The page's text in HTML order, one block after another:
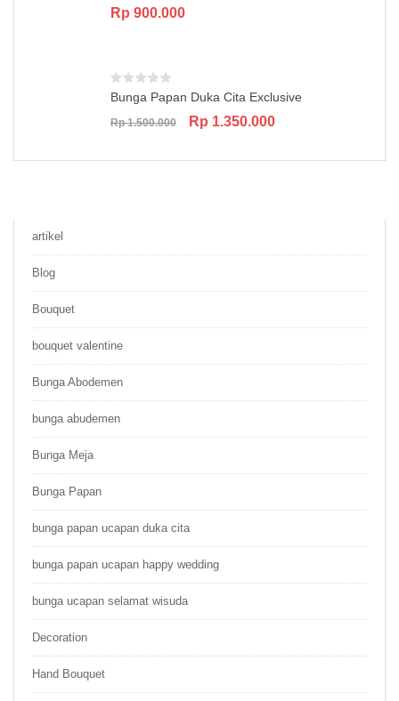
Rp 900.000
Bunga Papan Duka Cita Exclusive
Rp1.500.000
Original
Rp 1.350.000Current
artikel
Blog
Bouquet
bouquet valentine
Bunga Abodemen
bunga abudemen
Bunga Meja
Bunga Papan
bunga papan ucapan duka cita
bunga papan ucapan happy wedding
bunga ucapan selamat wisuda
Decoration
Hand Bouquet